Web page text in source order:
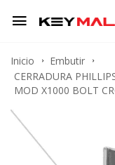
Inicio
Embutir
CERRADURA
MOD X1000 BOLT